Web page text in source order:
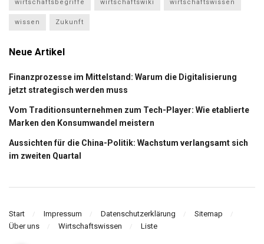
wirtschaftsbegriffe wirtschaftswiki wirtschaftswissen
wissen Zukunft
Neue Artikel
Finanzprozesse im Mittelstand: Warum die Digitalisierung
jetzt strategisch werden muss
Vom Traditionsunternehmen zum Tech-Player: Wie etablierte
Marken den Konsumwandel meistern
Aussichten für die China-Politik: Wachstum verlangsamt sich
im zweiten Quartal
Start Impressum Datenschutzerklärung
Sitemap
Über uns
Wirtschaftswissen Liste